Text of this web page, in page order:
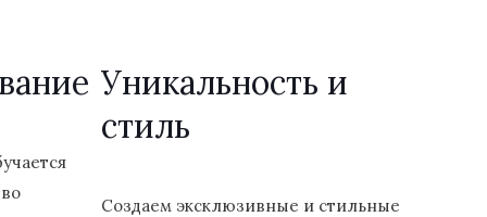
Уникальность и
стиль
Создаем эксклюзивные и стильные